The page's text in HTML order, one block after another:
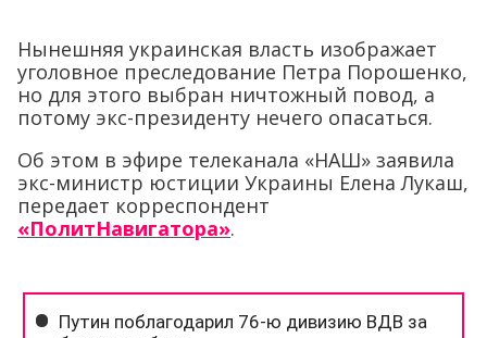
Нынешняя украинская власть изображает
уголовное преследование Петра Порошенко,
но для этого выбран ничтожный повод, а
потому экс-президенту нечего опасаться.
Об этом в эфире телеканала «НАШ» заявила
экс-министр юстиции Украины Елена Лукаш,
передает корреспондент
«ПолитНавигатора».